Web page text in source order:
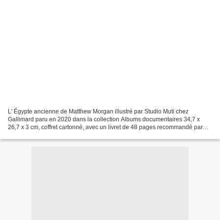
L' Égypte ancienne de Matthew Morgan illustré par Studio Muti chez
Gallimard paru en 2020 dans la collection Albums documentaires 34,7 x
26,7 x 3 cm, coffret cartonné, avec un livret de 48 pages recommandé par